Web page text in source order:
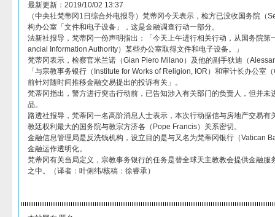
最新更新：2019/10/02 13:37
（中央社梵蒂冈1日综合外电报导）梵蒂冈今天表示，检方已没收国务院（
构办公室「文件和电子设备」，这是金融调查行动一部分。
法新社报导，梵蒂冈一份声明指出：「今天上午进行相关行动，从国务院第
ancial Information Authority）某些办公室取得文件和电子设备。」
梵蒂冈表示，检察官米兰诺（Gian Piero Milano）及他的副手狄迪（
「与宗教事务银行（Institute for Works of Religion, IOR）和审计长办公室
前针对随时间推移金融交易提出的投诉有关」。
梵蒂冈指出，警方进行突击行动前，已告知涉入有关部门的负责人，但并未
品。
路透社报导，梵蒂冈一名高阶消息人士表示，本次行动据信与房地产交易有
教廷权利最大的国务院与教宗方济各（Pope Francis）关系密切。
金融信息管理局是反洗钱机构，设立目的是与又名为梵蒂冈银行（Vatican
金融运作透明化。
梵蒂冈有关当局定义，宗教事务银行的任务是替全球天主教教会提供金融服
之中。（译者：叶俐纬/核稿：徐睿承）